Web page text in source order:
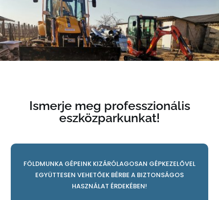
Ismerje meg professzionális
eszközparkunkat!
FÖLDMUNKA GÉPEINK KIZÁRÓLAGOSAN GÉPKEZELŐVEL
EGYÜTTESEN VEHETŐEK BÉRBE A BIZTONSÁGOS
HASZNÁLAT ÉRDEKÉBEN!